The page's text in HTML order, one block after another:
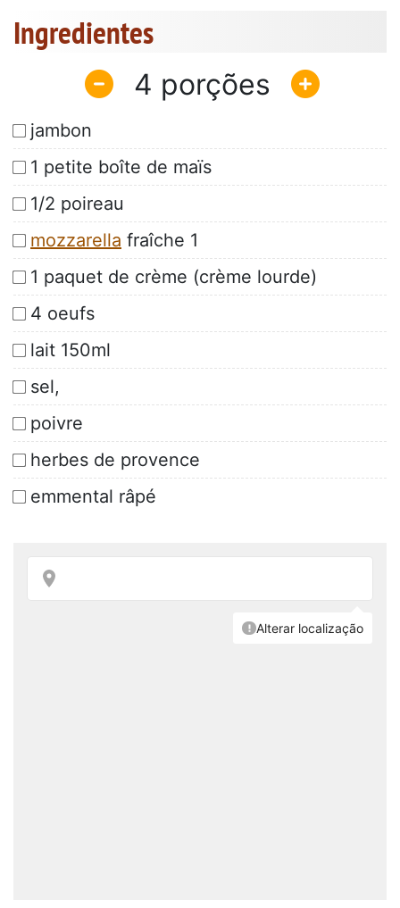
Ingredientes
4
jambon
1 petite boîte de maïs
1/2 poireau
mozzarella fraîche 1
1 paquet de crème (crème lourde)
4 oeufs
lait 150ml
sel,
poivre
herbes de provence
emmental râpé